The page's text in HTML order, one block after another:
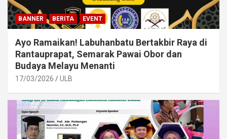
BANNER BERITA EVENT
Ayo Ramaikan! Labuhanbatu Bertakbir Raya di
Rantauprapat, Semarak Pawai Obor dan
Budaya Melayu Menanti
17/03/2026 ULB